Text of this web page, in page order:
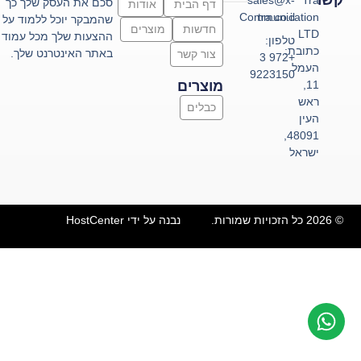
שהמבקר יוכל ללמוד על
ההצעות שלך מכל עמוד
באתר האינטרנט שלך.
דף הבית
אודות
חדשות
מוצרים
צור קשר
מוצרים
כבלים
Communication
LTD
כתובת:
העמל
ראש
העין
ישראל
tra.co.il
טלפון:
+972 3
9223150
© 2026 כל הזכויות שמורות. נבנה על ידי HostCenter